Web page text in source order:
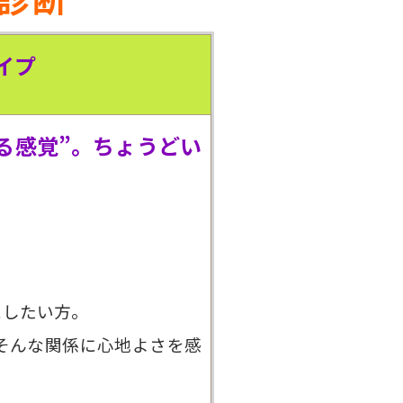
プ
感覚”。ちょうどい
たい方。
な関係に心地よさを感